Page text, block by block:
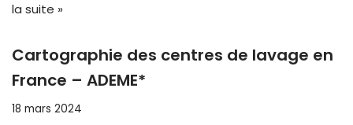
la suite »
Cartographie des centres de lavage en
France – ADEME*
18 mars 2024